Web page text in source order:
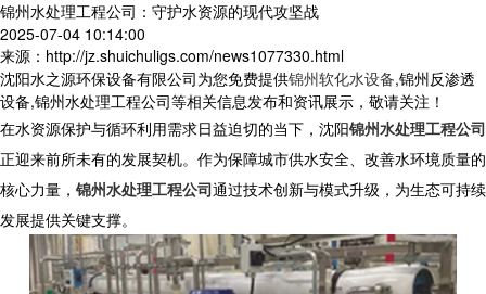
锦州水处理工程公司：守护水资源的现代攻坚战
2025-07-04 10:14:00
来源：http://jz.shuichuligs.com/news1077330.html
沈阳水之源环保设备有限公司为您免费提供锦州软化水设备,锦州反渗透
设备,锦州水处理工程公司等相关信息发布和资讯展示，敬请关注！
在水资源保护与循环利用需求日益迫切的当下，沈阳锦州水处理工程公司
正迎来前所未有的发展契机。作为保障城市供水安全、改善水环境质量的
核心力量， 锦州水处理工程公司通过技术创新与模式升级，为生态可持续
发展提供关键支撑。